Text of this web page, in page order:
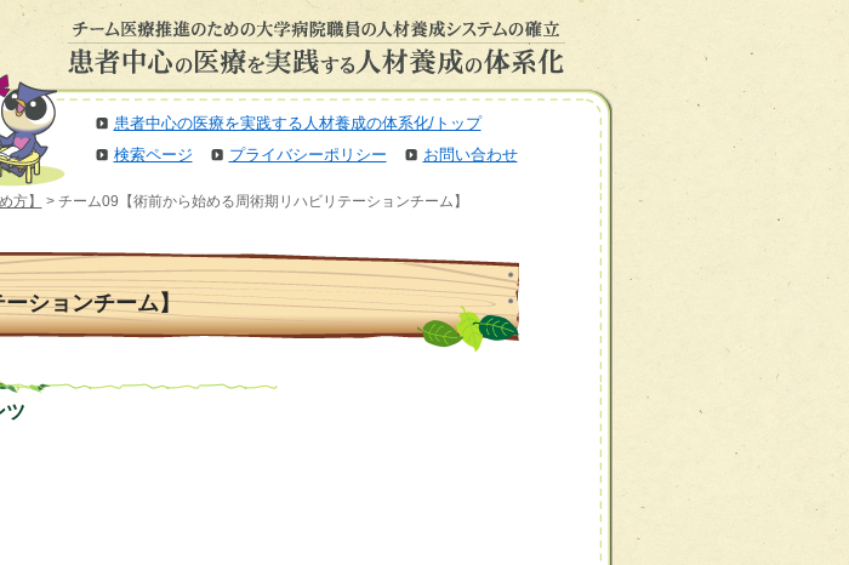
患者中心の医療を実践する人材養成の体系化/トップ
検索ページ
プライバシーポリシー お問い合わせ
方】 > チーム09【術前から始める周術期リハビリテーションチーム】
ションチーム】
ツ